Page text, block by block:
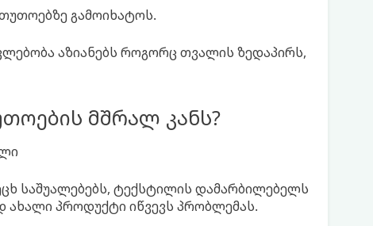
გამოიხატოს.
აზიანებს როგორც თვალის ზედაპირს,
მშრალ კანს?
საშუალებებს, ტექსტილის დამარბილებელს
პროდუქტი იწვევს პრობლემას.